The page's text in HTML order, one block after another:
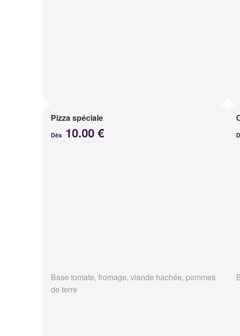
Pizza spéciale
Dès 10.00 €
Base tomate, fromage, viande hachée, pommes
de terre